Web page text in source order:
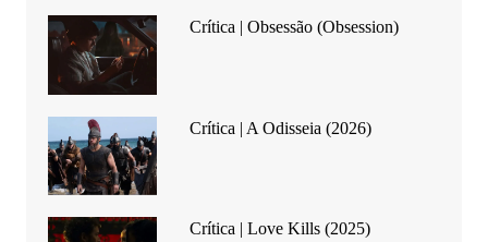
Crítica | Obsessão (Obsession)
Crítica | A Odisseia (2026)
Crítica | Love Kills (2025)